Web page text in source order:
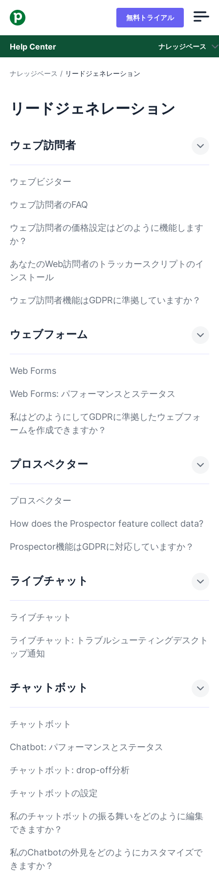
無料トライアル
Help Center ナレッジベース
ナレッジベース
ナレッジベース / リードジェネレーション
リードジェネレーション
ウェブ訪問者
ウェブビジター
ウェブ訪問者のFAQ
ウェブ訪問者の価格設定はどのように機能します
か？
あなたのWeb訪問者のトラッカースクリプトのイ
ンストール
ウェブ訪問者機能はGDPRに準拠していますか？
ウェブフォーム
Web Forms
Web Forms: パフォーマンスとステータス
私はどのようにしてGDPRに準拠したウェブフォ
ームを作成できますか？
プロスペクター
プロスペクター
How does the Prospector feature collect data?
Prospector機能はGDPRに対応していますか？
ライブチャット
ライブチャット
ライブチャット: トラブルシューティングデスクト
ップ通知
チャットボット
チャットボット
Chatbot: パフォーマンスとステータス
チャットボット: drop-off分析
チャットボットの設定
私のチャットボットの振る舞いをどのように編集
できますか？
私のChatbotの外見をどのようにカスタマイズで
きますか？